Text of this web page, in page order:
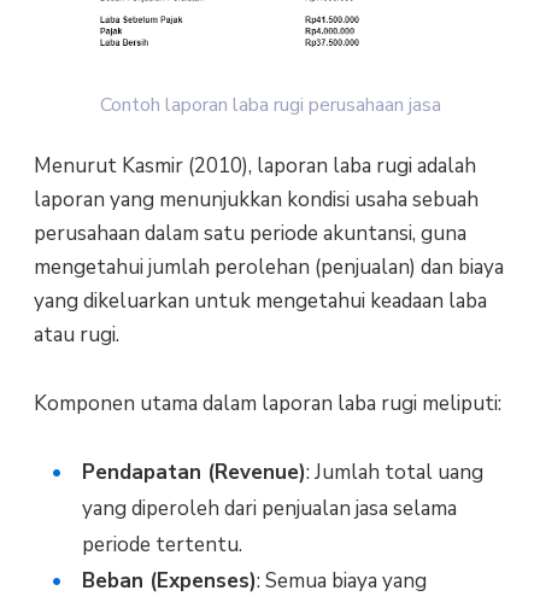
Contoh laporan laba rugi perusahaan jasa
Menurut Kasmir (2010), laporan laba rugi adalah
laporan yang menunjukkan kondisi usaha sebuah
perusahaan dalam satu periode akuntansi, guna
mengetahui jumlah perolehan (penjualan) dan biaya
yang dikeluarkan untuk mengetahui keadaan laba
atau rugi.
Komponen utama dalam laporan laba rugi meliputi:
Pendapatan (Revenue): Jumlah total uang
yang diperoleh dari penjualan jasa selama
periode tertentu.
Beban (Expenses): Semua biaya yang